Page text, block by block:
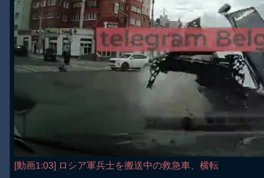
[動画1:03] ロシア軍兵士を搬送中の救急車、横転